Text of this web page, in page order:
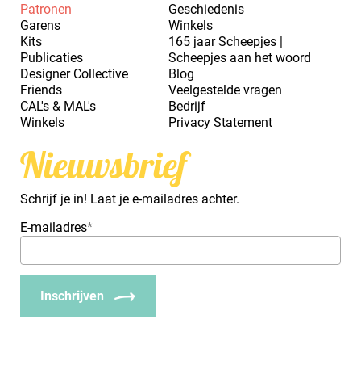
Patronen
Garens
Kits
Publicaties
Designer Collective
Friends
CAL's & MAL's
Winkels
Geschiedenis
Winkels
165 jaar Scheepjes |
Scheepjes aan het woord
Blog
Veelgestelde vragen
Bedrijf
Privacy Statement
Nieuwsbrief
Schrijf je in! Laat je e-mailadres achter.
E-mailadres*
Inschrijven